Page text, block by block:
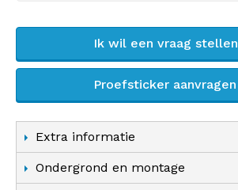
Ik wil een vraag stellen
Proefsticker aanvragen
Extra informatie
Ondergrond en montage